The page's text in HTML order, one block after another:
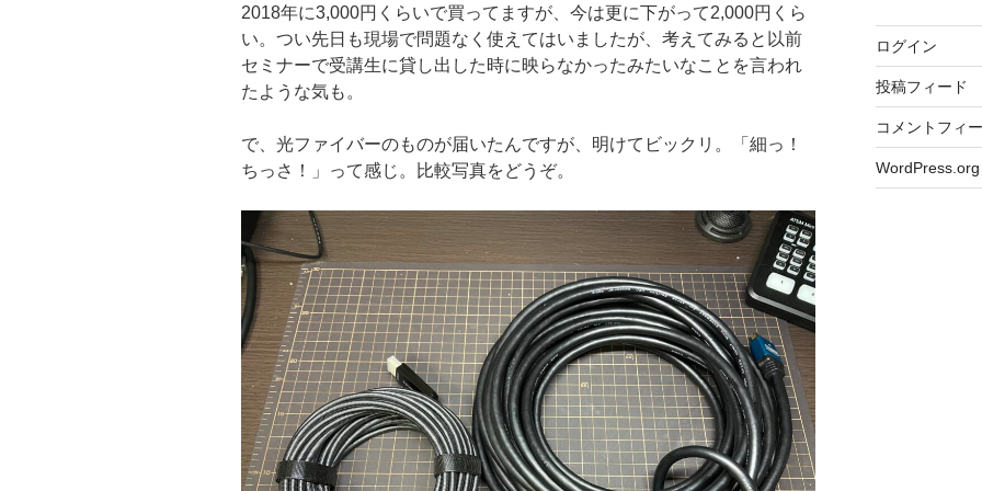
2018年に3,000円くらいで買ってますが、今は更に下がって2,000円くら
い。つい先日も現場で問題なく使えてはいましたが、考えてみると以前
セミナーで受講生に貸し出した時に映らなかったみたいなことを言われ
たような気も。
で、光ファイバーのものが届いたんですが、明けてビックリ。「細っ！
ちっさ！」って感じ。比較写真をどうぞ。
ログイン
投稿フィード
コメントフィ
WordPress.org